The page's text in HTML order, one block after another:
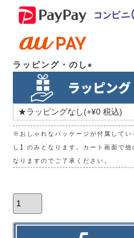
ラッピング・のし
(必
須)
※おしゃれなパッケージが付属してい
し】のみとなります。カート画面で
なりますのでご了承ください。